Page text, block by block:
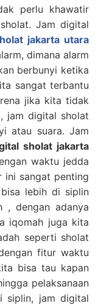
perlu khawatir
Jam digital
jakarta utara
dimana alarm
berbunyi ketika
sangat terbantu
jika kita tidak
jam digital sholat
atau suara. Jam
sholat jakarta
waktu jedda
ini sangat penting
lebih di siplin
, dengan adanya
iqomah juga kita
seperti sholat
fitur waktu
bisa tau kapan
pelaksanaan
siplin, jam digital